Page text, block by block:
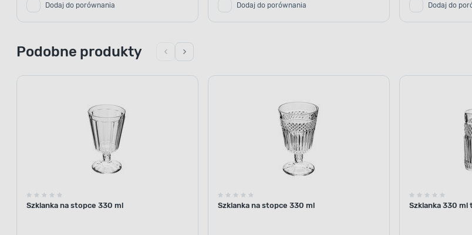
Dodaj do porównania Dodaj do porównania Dodaj do
Podobne produkty
Szklanka na stopce 330 ml Szklanka na stopce 330 ml Szklanka 330 ml